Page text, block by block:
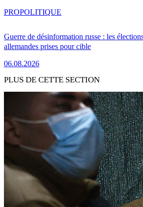
Guerre de désinformation russe : les
allemandes prises pour cible
06.08.2026
PROPOLITIQUE
PLUS DE CETTE SECTION